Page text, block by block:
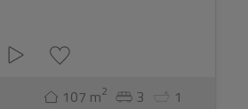
107 m2 3 1